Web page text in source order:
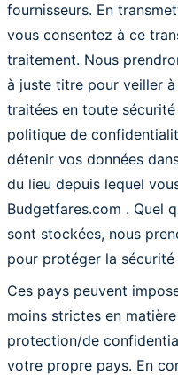
fournisseurs. En
vous consentez à ce
traitement. Nous
à juste titre pour veiller
traitées en toute
politique de
détenir vos données
du lieu depuis lequel
Budgetfares.com . Quel
sont stockées, nous
pour protéger la
Ces pays peuvent
moins strictes en
protection/de
votre propre pays. En